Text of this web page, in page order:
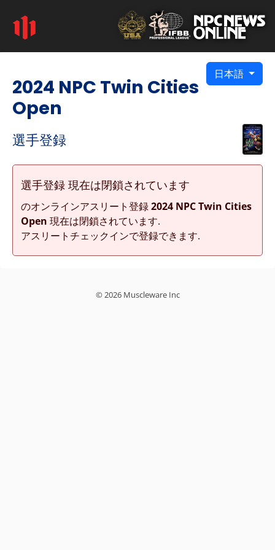
日本語
2024 NPC Twin Cities
Open
選手登録
選手登録 現在は閉鎖されています
のオンラインアスリート登録2024 NPC Twin Cities
Open 現在は閉鎖されています.
アスリートチェックインで登録できます.
© 2026 Muscleware Inc